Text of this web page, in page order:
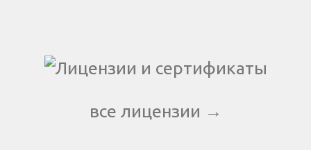
все лицензии →